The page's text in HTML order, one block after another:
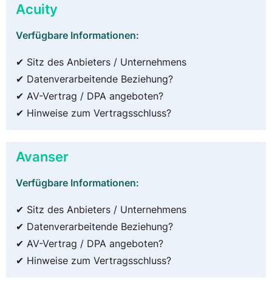
Acuity
Verfügbare Informationen:
✔ Sitz des Anbieters / Unternehmens
✔ Datenverarbeitende Beziehung?
✔ AV-Vertrag / DPA angeboten?
✔ Hinweise zum Vertragsschluss?
Avanser
Verfügbare Informationen:
✔ Sitz des Anbieters / Unternehmens
✔ Datenverarbeitende Beziehung?
✔ AV-Vertrag / DPA angeboten?
✔ Hinweise zum Vertragsschluss?